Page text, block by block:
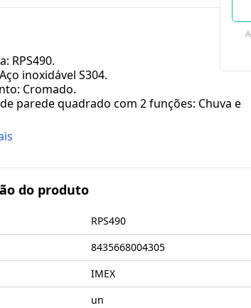
RPS490.
inoxidável S304.
Cromado.
parede quadrado com 2 funções: Chuva e
do produto
RPS490
8435668004305
IMEX
un